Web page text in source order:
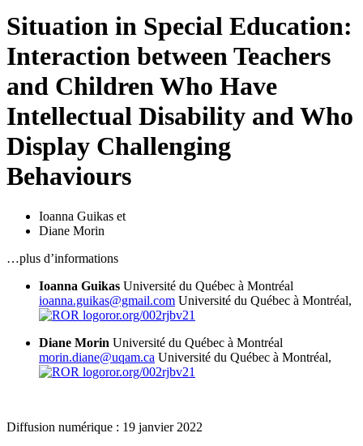
Situation in Special Education:
Interaction between Teachers
and Children Who Have
Intellectual Disability and Who
Display Challenging
Behaviours
Ioanna Guikas et
Diane Morin
…plus d’informations
Ioanna Guikas Université du Québec à Montréal
ioanna.guikas@gmail.com Université du Québec à Montréal,
ror.org/002rjbv21
Diane Morin Université du Québec à Montréal
morin.diane@uqam.ca Université du Québec à Montréal,
ror.org/002rjbv21
Diffusion numérique : 19 janvier 2022